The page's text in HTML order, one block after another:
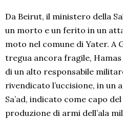
Da Beirut, il ministero della
un morto e un ferito in un
moto nel comune di Yater. A
tregua ancora fragile,
di un alto responsabile
rivendicato l’uccisione, in un
Sa’ad, indicato come capo
produzione di armi dell’ala